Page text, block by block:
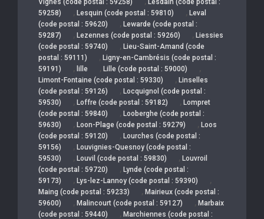
59258)
, Lesquin (code postal : 59810) , Leval
(code postal : 59620)
, Lewarde (code postal :
59287)
, Lezennes (code postal : 59260) , Liessies
(code postal : 59740)
, Lieu-Saint-Amand (code
postal : 59111)
, Ligny-en-Cambrésis (code postal :
59191)
, lille , Lille (code postal : 59000) ,
Limont-Fontaine (code postal : 59330) , Linselles
(code postal : 59126)
, Locquignol (code postal :
59530)
, Loffre (code postal : 59182) , Lompret
(code postal : 59840)
, Looberghe (code postal :
59630)
, Loon-Plage (code postal : 59279) , Loos
(code postal : 59120)
, Lourches (code postal :
59156)
, Louvignies-Quesnoy (code postal :
59530)
, Louvil (code postal : 59830) , Louvroil
(code postal : 59720)
, Lynde (code postal :
59173)
, Lys-lez-Lannoy (code postal : 59390) ,
Maing (code postal : 59233) , Mairieux (code postal :
59600)
, Malincourt (code postal : 59127) , Marbaix
(code postal : 59440)
, Marchiennes (code postal :